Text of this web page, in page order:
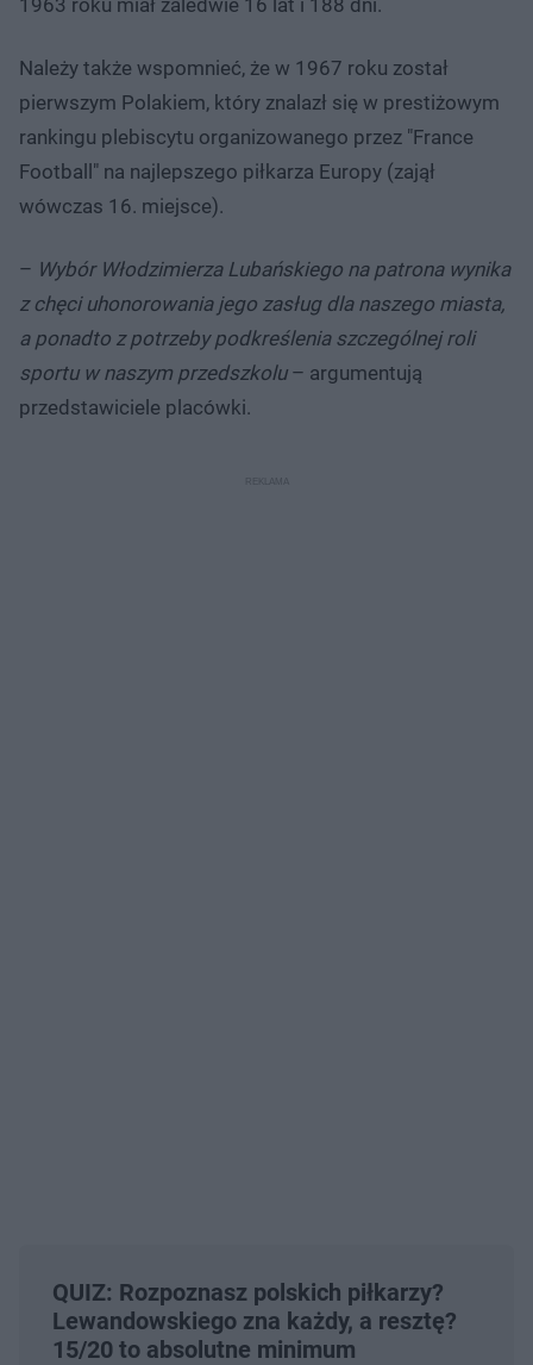
Należy także wspomnieć, że w 1967 roku został
pierwszym Polakiem, który znalazł się w prestiżowym
rankingu plebiscytu organizowanego przez "France
Football" na najlepszego piłkarza Europy (zajął
wówczas 16. miejsce).
– Wybór Włodzimierza Lubańskiego na patrona wynika
z chęci uhonorowania jego zasług dla naszego miasta,
a ponadto z potrzeby podkreślenia szczególnej roli
sportu w naszym przedszkolu– argumentują
przedstawiciele placówki.
QUIZ: Rozpoznasz polskich piłkarzy?
Lewandowskiego zna każdy, a resztę?
15/20 to absolutne minimum